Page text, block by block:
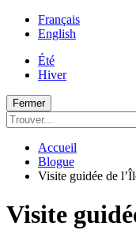
Français
English
Été
Hiver
Fermer
Accueil
Blogue
Visite guidée de
Visite